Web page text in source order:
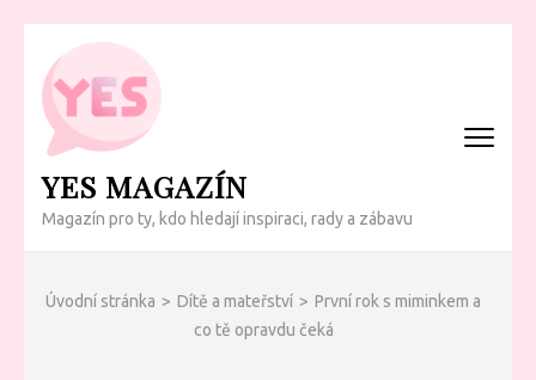
Přeskočit
obsah
(Enter)
YES MAGAZÍN
Magazín pro ty, kdo hledají inspiraci, rady a zábavu
Úvodní stránka > Dítě a mateřství > První rok s miminkem a
co tě opravdu čeká